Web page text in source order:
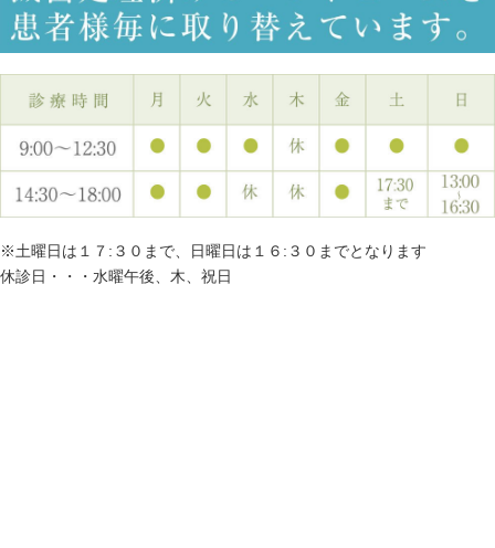
※土曜日は１７:３０まで、日曜日は１６:３０までとなります
休診日・・・水曜午後、木、祝日